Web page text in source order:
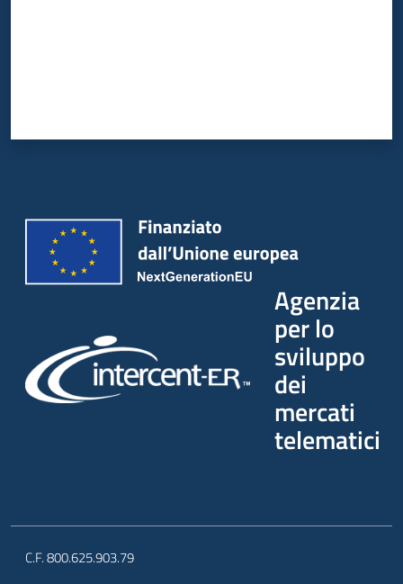
Agenzia
per lo
sviluppo
dei
mercati
telematici
C.F. 800.625.903.79